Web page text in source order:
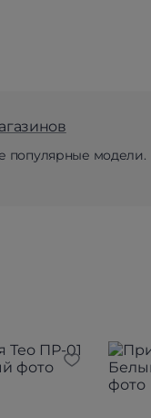
популярные модели.